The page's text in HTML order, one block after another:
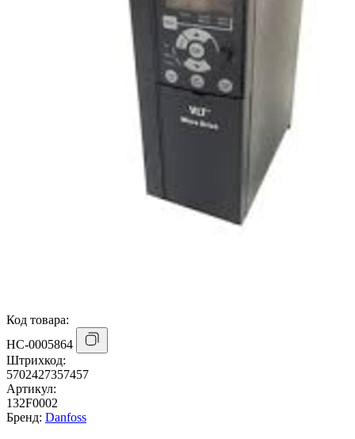
Код товара:
НС-0005864
Штрихкод:
5702427357457
Артикул:
132F0002
Бренд: Danfoss